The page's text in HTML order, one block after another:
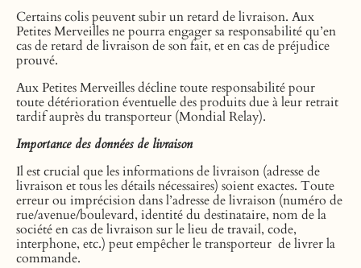
Certains colis peuvent subir un retard de livraison. Aux
Petites Merveilles ne pourra engager sa responsabilité qu’en
cas de retard de livraison de son fait, et en cas de préjudice
prouvé.
Aux Petites Merveilles décline toute responsabilité pour
toute détérioration éventuelle des produits due à leur retrait
tardif auprès du transporteur (Mondial Relay).
Importance des données de livraison
Il est crucial que les informations de livraison (adresse de
livraison et tous les détails nécessaires) soient exactes. Toute
erreur ou imprécision dans l’adresse de livraison (numéro de
rue/avenue/boulevard, identité du destinataire, nom de la
société en cas de livraison sur le lieu de travail, code,
interphone, etc.) peut empêcher le transporteur de livrer la
commande.